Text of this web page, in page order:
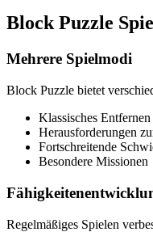
Block Puzzle
Mehrere Spielmodi
Block Puzzle bietet
Klassisches
Herausforderungen
Fortschreitende
Besondere Missionen
Regelmäßiges Spielen